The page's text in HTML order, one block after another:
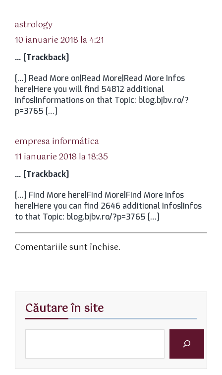
astrologyspune:
10 ianuarie 2018 la 4:21
… [Trackback]
[…] Read More on|Read More|Read More Infos
here|Here you will find 54812 additional
Infos|Informations on that Topic: blog.bjbv.ro/?
p=3765 […]
empresa informática
11 ianuarie 2018 la 18:35
… [Trackback]
[…] Find More here|Find More|Find More Infos
here|Here you can find 2646 additional Infos|Infos
to that Topic: blog.bjbv.ro/?p=3765 […]
Comentariile sunt închise.
Căutare în site